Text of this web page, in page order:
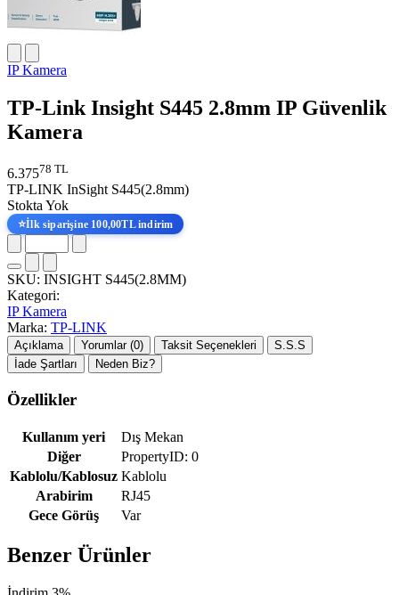
IP Kamera
TP-Link Insight S445 2.8mm IP Güvenlik
Kamera
6.37578 TL
TP-LINK InSight S445(2.8mm)
Stokta Yok
⭐İlk siparişine 100,00TL indirim
SKU: INSIGHT S445(2.8MM)
Kategori:
IP Kamera
Marka: TP-LINK
Açıklama Yorumlar (0) Taksit Seçenekleri
S.S.S
İade Şartları
Neden Biz?
Özellikler
Kullanım yeri
Dış Mekan
Diğer
PropertyID: 0
Kablolu/Kablosuz Kablolu
Arabirim
RJ45
Gece Görüş
Var
Benzer Ürünler